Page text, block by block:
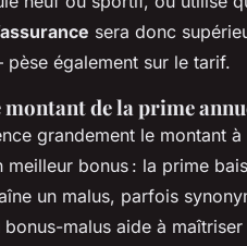
sera donc
également sur le tarif.
de la prime
grandement le montant
bonus : la prime
un malus, parfois
malus aide à maîtriser